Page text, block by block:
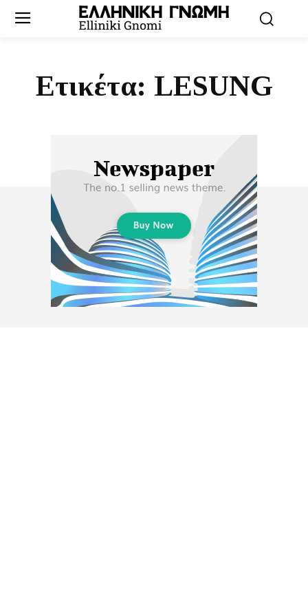
Ετικέτα: LESUNG